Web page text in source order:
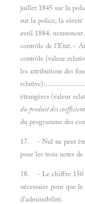
juillet 1845 sur la
sur la police, la
avril 1884, notamment
contrôle de l'Etat. -
contrôle (valeur
les attributions des
étrangères (valeur
du produit des
du programme des
17. - Nul ne peut
pour les trois notes
18. - Le chiffre 150
nécessaire pour que
d'admissibilité.